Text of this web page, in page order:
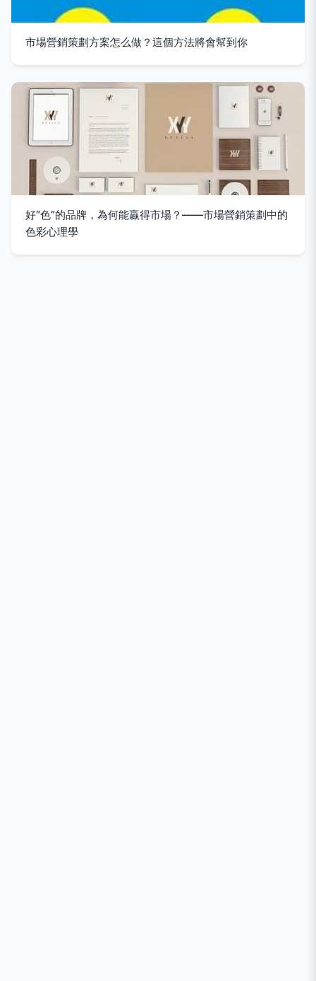
市場營銷策劃方案怎么做？這個方法將會幫到你
好“色”的品牌，為何能贏得市場？——市場營銷策劃中的
色彩心理學